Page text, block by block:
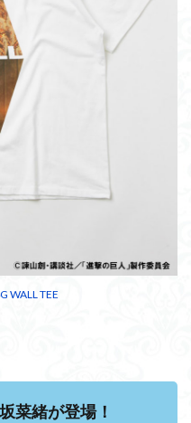
WALL TEE
菜緒が登場！